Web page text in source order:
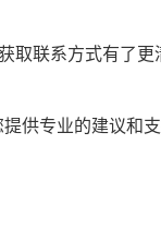
联系方式有了
供专业的建议和支